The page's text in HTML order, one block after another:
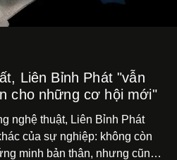
Liên Bỉnh Phát "vẫn
cho những cơ hội mới"
nghệ thuật, Liên Bỉnh Phát
của sự nghiệp: không còn
minh bản thân, nhưng cũng